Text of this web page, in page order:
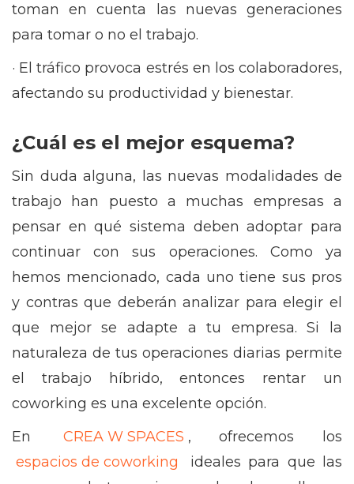
toman en cuenta las nuevas generaciones
para tomar o no el trabajo.
· El tráfico provoca estrés en los colaboradores,
afectando su productividad y bienestar.
¿Cuál es el mejor esquema?
Sin duda alguna, las nuevas modalidades de
trabajo han puesto a muchas empresas a
pensar en qué sistema deben adoptar para
continuar con sus operaciones. Como ya
hemos mencionado, cada uno tiene sus pros
y contras que deberán analizar para elegir el
que mejor se adapte a tu empresa. Si la
naturaleza de tus operaciones diarias permite
el trabajo híbrido, entonces rentar un
coworking es una excelente opción.
En
CREA W SPACES , ofrecemos los
espacios de coworking
ideales para que las